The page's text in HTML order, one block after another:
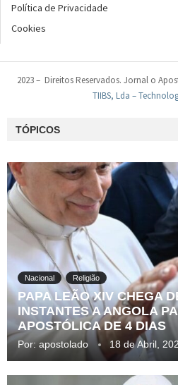
Política de Privacidade
Cookies
2023 – Direitos Reservados. Jornal o
TIIBS, Lda –
TÓPICOS
Nacional Religião
PAPA LEÃO XIV CHEGA
INSTANTES A ANGOLA
APOSTÓLICA DE 4 DIAS
Por:apostolado 18 de Abril,